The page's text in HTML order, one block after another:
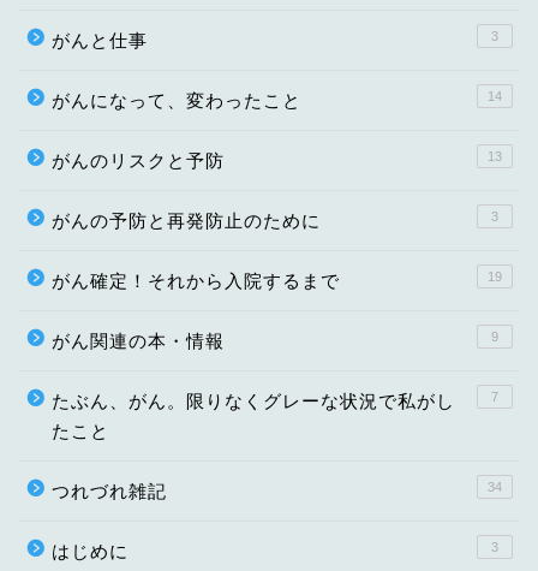
がんと仕事 3
がんになって、変わったこと 14
がんのリスクと予防 13
がんの予防と再発防止のために 3
がん確定！それから入院するまで 19
がん関連の本・情報 9
たぶん、がん。限りなくグレーな状況で私がし
たこと
7
つれづれ雑記 34
はじめに 3